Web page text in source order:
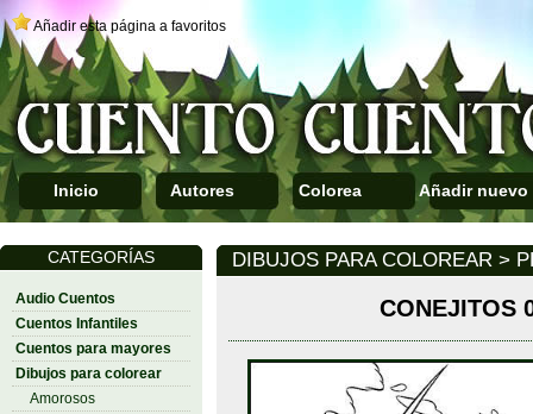
Añadir esta página a favoritos
Inicio Autores Colorea Añadir nuevo
CATEGORÍAS
Audio Cuentos
Cuentos Infantiles
Cuentos para mayores
Dibujos para colorear
Amorosos
DIBUJOS PARA COLOREAR >
CONEJITOS